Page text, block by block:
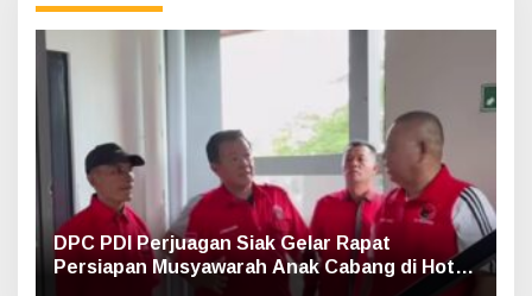
DPC PDI Perjuagan Siak Gelar Rapat
Persiapan Musyawarah Anak Cabang di Hotel